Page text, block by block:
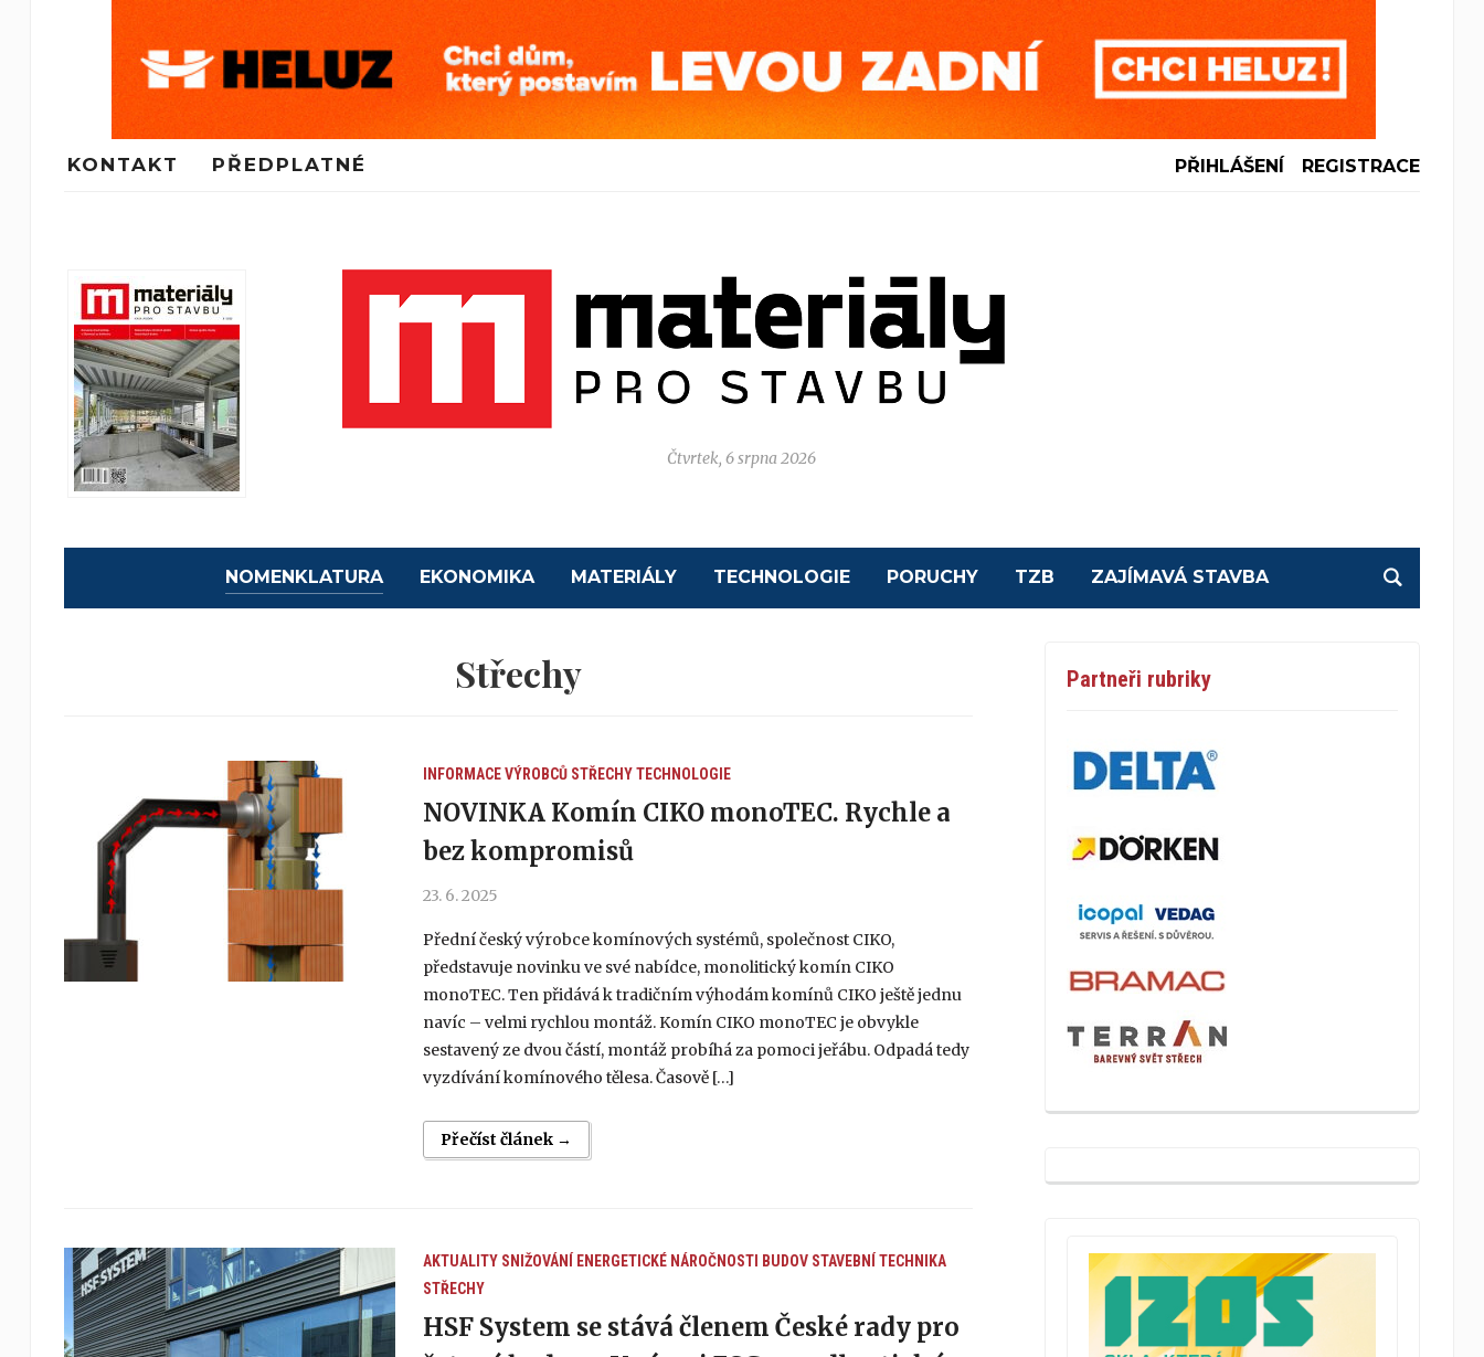
KONTAKT PŘEDPLATNÉ PŘIHLÁŠENÍ REGISTRACE
Čtvrtek, 6 srpna 2026
NOMENKLATURA EKONOMIKA MATERIÁLY TECHNOLOGIE PORUCHY TZB ZAJÍMAVÁ STAVBA
Střechy
INFORMACE VÝROBCŮ STŘECHYTECHNOLOGIE
NOVINKA Komín CIKO monoTEC. Rychle a
bez kompromisů
23. 6. 2025
Přední český výrobce komínových systémů, společnost CIKO,
představuje novinku ve své nabídce, monolitický komín CIKO
monoTEC. Ten přidává k tradičním výhodám komínů CIKO ještě jednu
navíc – velmi rychlou montáž. Komín CIKO monoTEC je obvykle
sestavený ze dvou částí, montáž probíhá za pomoci jeřábu. Odpadá tedy
vyzdívání komínového tělesa. Časově […]
Přečíst článek →
AKTUALITY SNIŽOVÁNÍ ENERGETICKÉ NÁROČNOSTI BUDOV STAVEBNÍ TECHNIKA
STŘECHY
HSF System se stává členem České rady pro
Partneři rubriky